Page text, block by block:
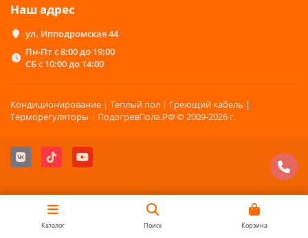
Наш адрес
ул. Ипподромская 44
Пн-Пт с 8:00 до 19:00
СБ с 10:00 до 14:00
Кондиционирование | Теплый пол | Греющий кабель |
Терморегуляторы | ПодогревПола.РФ © 2009-2026 г.
Каталог Поиск Корзина